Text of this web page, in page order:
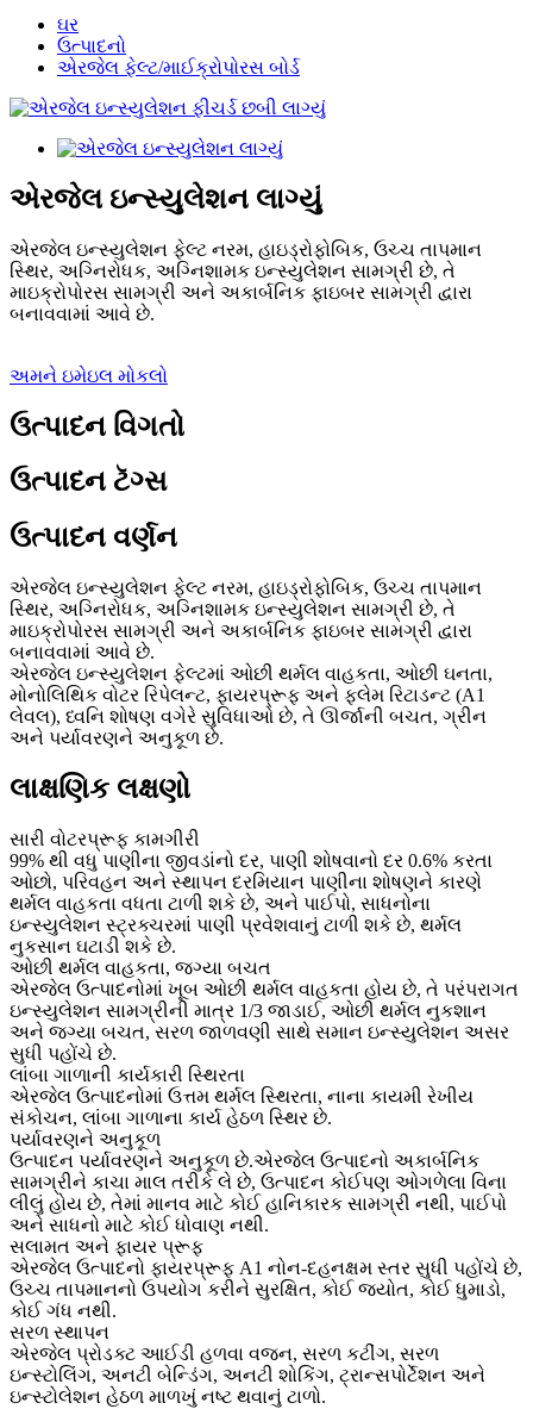
ઘર
ઉત્પાદનો
એરજેલ ફેલ્ટ/માઈક્રોપોરસ બોર્ડ
એરજેલ ઇન્સ્યુલેશન લાગ્યું
એરજેલ ઇન્સ્યુલેશન ફેલ્ટ નરમ, હાઇડ્રોફોબિક, ઉચ્ચ તાપમાન
સ્થિર, અગ્નિરોધક, અગ્નિશામક ઇન્સ્યુલેશન સામગ્રી છે, તે
માઇક્રોપોરસ સામગ્રી અને અકાર્બનિક ફાઇબર સામગ્રી દ્વારા
બનાવવામાં આવે છે.
અમને ઇમેઇલ મોકલો
ઉત્પાદન વિગતો
ઉત્પાદન ટૅગ્સ
ઉત્પાદન વર્ણન
એરજેલ ઇન્સ્યુલેશન ફેલ્ટ નરમ, હાઇડ્રોફોબિક, ઉચ્ચ તાપમાન
સ્થિર, અગ્નિરોધક, અગ્નિશામક ઇન્સ્યુલેશન સામગ્રી છે, તે
માઇક્રોપોરસ સામગ્રી અને અકાર્બનિક ફાઇબર સામગ્રી દ્વારા
બનાવવામાં આવે છે.
એરજેલ ઇન્સ્યુલેશન ફેલ્ટમાં ઓછી થર્મલ વાહકતા, ઓછી ઘનતા,
મોનોલિથિક વોટર રિપેલન્ટ, ફાયરપ્રૂફ અને ફ્લેમ રિટાડન્ટ (A1
લેવલ), ધ્વનિ શોષણ વગેરે સુવિધાઓ છે, તે ઊર્જાની બચત, ગ્રીન
અને પર્યાવરણને અનુકૂળ છે.
લાક્ષણિક લક્ષણો
સારી વોટરપ્રૂફ કામગીરી
99% થી વધુ પાણીના જીવડાંનો દર, પાણી શોષવાનો દર 0.6% કરતા
ઓછો, પરિવહન અને સ્થાપન દરમિયાન પાણીના શોષણને કારણે
થર્મલ વાહકતા વધતા ટાળી શકે છે, અને પાઈપો, સાધનોના
ઇન્સ્યુલેશન સ્ટ્રક્ચરમાં પાણી પ્રવેશવાનું ટાળી શકે છે, થર્મલ
નુકસાન ઘટાડી શકે છે.
ઓછી થર્મલ વાહકતા, જગ્યા બચત
એરજેલ ઉત્પાદનોમાં ખૂબ ઓછી થર્મલ વાહકતા હોય છે, તે પરંપરાગત
ઇન્સ્યુલેશન સામગ્રીની માત્ર 1/3 જાડાઈ, ઓછી થર્મલ નુકશાન
અને જગ્યા બચત, સરળ જાળવણી સાથે સમાન ઇન્સ્યુલેશન અસર
સુધી પહોંચે છે.
લાંબા ગાળાની કાર્યકારી સ્થિરતા
એરજેલ ઉત્પાદનોમાં ઉત્તમ થર્મલ સ્થિરતા, નાના કાયમી રેખીય
સંકોચન, લાંબા ગાળાના કાર્ય હેઠળ સ્થિર છે.
પર્યાવરણને અનુકૂળ
ઉત્પાદન પર્યાવરણને અનુકૂળ છે.એરજેલ ઉત્પાદનો અકાર્બનિક
સામગ્રીને કાચા માલ તરીકે લે છે, ઉત્પાદન કોઈપણ ઓગળેલા વિના
લીલું હોય છે, તેમાં માનવ માટે કોઈ હાનિકારક સામગ્રી નથી, પાઈપો
અને સાધનો માટે કોઈ ધોવાણ નથી.
સલામત અને ફાયર પ્રૂફ
એરજેલ ઉત્પાદનો ફાયરપ્રૂફ A1 નોન-દહનક્ષમ સ્તર સુધી પહોંચે છે,
ઉચ્ચ તાપમાનનો ઉપયોગ કરીને સુરક્ષિત, કોઈ જ્યોત, કોઈ ધુમાડો,
કોઈ ગંધ નથી.
સરળ સ્થાપન
એરજેલ પ્રોડક્ટ આઈડી હળવા વજન, સરળ કટીંગ, સરળ
ઇન્સ્ટોલિંગ, અનટી બેન્ડિંગ, અનટી શોકિંગ, ટ્રાન્સપોર્ટેશન અને
ઇન્સ્ટોલેશન હેઠળ માળખું નષ્ટ થવાનું ટાળો.